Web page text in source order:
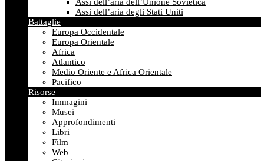
Assi dell’aria degli Stati Uniti
Battaglie
Europa Occidentale
Europa Orientale
Africa
Atlantico
Medio Oriente e Africa Orientale
Pacifico
Risorse
Immagini
Musei
Approfondimenti
Libri
Film
Web